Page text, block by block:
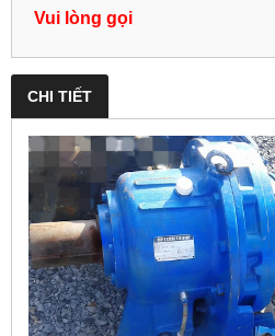
Vui lòng gọi
CHI TIẾT